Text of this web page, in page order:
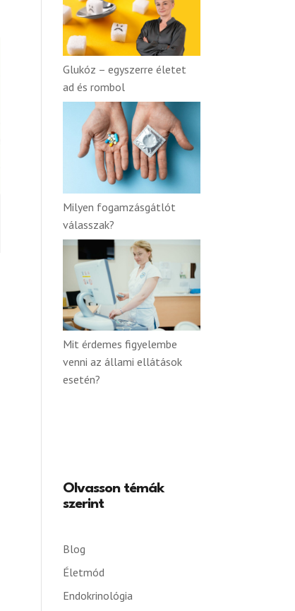
Glukóz – egyszerre életet
ad és rombol
Milyen fogamzásgátlót
válasszak?
Mit érdemes figyelembe
venni az állami ellátások
esetén?
Olvasson témák
szerint
Blog
Életmód
Endokrinológia